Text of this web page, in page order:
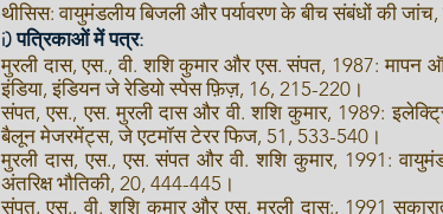
थीसिस: वायुमंडलीय बिजली और पर्यावरण के बीच संबंधों की जांच,
i) पत्रिकाओं में पत्र:
मुरली दास, एस., वी. शशि कुमार और एस. संपत, 1987: मापन
इंडिया, इंडियन जे रेडियो स्पेस फ़िज़, 16, 215-220।
संपत, एस., एस. मुरली दास और वी. शशि कुमार, 1989:
बैलून मेजरमेंट्स, जे एटमॉस टेरर फिज, 51, 533-540।
मुरली दास, एस., एस. संपत और वी. शशि कुमार, 1991:
अंतरिक्ष भौतिकी, 20, 444-445।
संपत, एस., वी. शशि कुमार और एस. मुरली दास:, 1991